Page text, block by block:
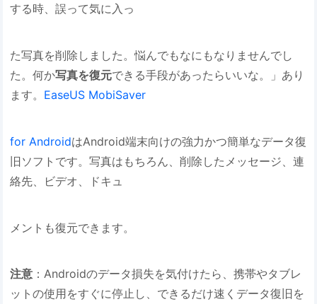
する時、誤って気に入っ
た写真を削除しました。悩んでもなにもなりませんでし
た。何か写真を復元できる手段があったらいいな。」あり
ます。 EaseUS MobiSaver
for AndroidはAndroid端末向けの強力かつ簡単なデータ復
旧ソフトです。写真はもちろん、削除したメッセージ、連
絡先、ビデオ、ドキュ
メントも復元できます。
注意 ：Androidのデータ損失を気付けたら、携帯やタブレ
ットの使用をすぐに停止し、できるだけ速くデータ復旧を